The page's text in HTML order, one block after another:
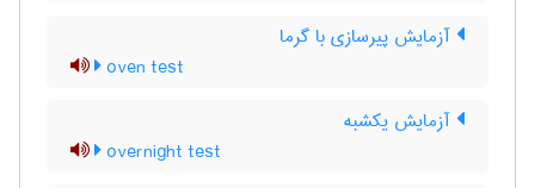
آزمایش پیرسازی با گرما
oven test
آزمایش یکشبه
overnight test